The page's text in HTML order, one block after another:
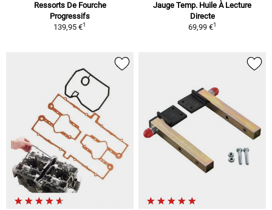
Ressorts De Fourche
Progressifs
139,95 €1
Jauge Temp. Huile À Lecture
Directe
69,99 €1